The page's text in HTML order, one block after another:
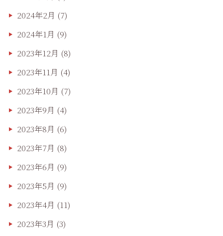
2024年2月 (7)
2024年1月 (9)
2023年12月 (8)
2023年11月 (4)
2023年10月 (7)
2023年9月 (4)
2023年8月 (6)
2023年7月 (8)
2023年6月 (9)
2023年5月 (9)
2023年4月 (11)
2023年3月 (3)